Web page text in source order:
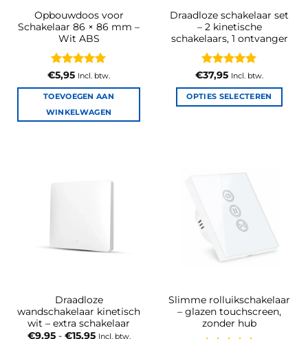
Opbouwdoos voor
Schakelaar 86 × 86 mm –
Wit ABS
Gewaardeerd
5uit 5
€5,95 Incl. btw.
TOEVOEGEN AAN
WINKELWAGEN
Draadloze schakelaar set
– 2 kinetische
schakelaars, 1 ontvanger
Gewaardeerd
5uit 5
€37,95 Incl. btw.
OPTIES SELECTEREN
variaties.
Deze
optie
kan
gekozen
op
Draadloze
wandschakelaar kinetisch
wit – extra schakelaar
€9,95 - €15,95Prijsklasse:
Incl. btw.
Slimme rolluikschakelaar
– glazen touchscreen,
zonder hub